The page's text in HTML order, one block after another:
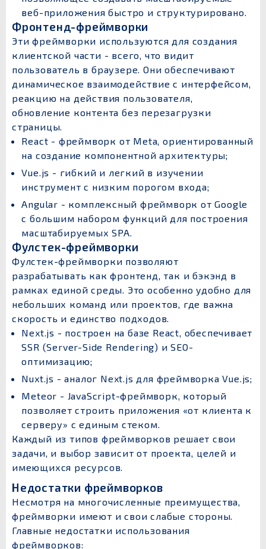
веб-приложения быстро и структурировано.
Фронтенд-фреймворки
Эти фреймворки используются для создания
клиентской части - всего, что видит
пользователь в браузере. Они обеспечивают
динамическое взаимодействие с интерфейсом,
реакцию на действия пользователя,
обновление контента без перезагрузки
страницы.
React - фреймворк от Meta, ориентированный
на создание компонентной архитектуры;
Vue.js - гибкий и легкий в изучении
инструмент с низким порогом входа;
Angular - комплексный фреймворк от Google
с большим набором функций для построения
масштабируемых SPA.
Фулстек-фреймворки
Фулстек-фреймворки позволяют
разрабатывать как фронтенд, так и бэкэнд в
рамках единой среды. Это особенно удобно для
небольших команд или проектов, где важна
скорость и единство подходов.
Next.js - построен на базе React, обеспечивает
SSR (Server-Side Rendering) и SEO-
оптимизацию;
Nuxt.js - аналог Next.js для фреймворка Vue.js;
Meteor - JavaScript-фреймворк, который
позволяет строить приложения «от клиента к
серверу» с единым стеком.
Каждый из типов фреймворков решает свои
задачи, и выбор зависит от проекта, целей и
имеющихся ресурсов.
Недостатки фреймворков
Несмотря на многочисленные преимущества,
фреймворки имеют и свои слабые стороны.
Главные недостатки использования
фреймворков: